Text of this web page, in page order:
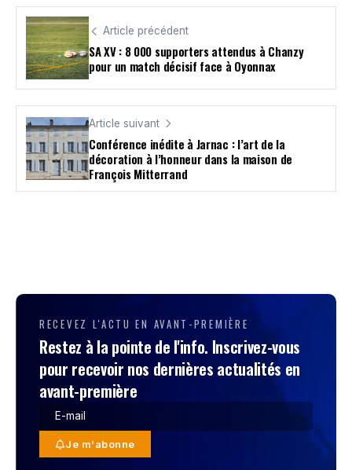
Article précédent
SA XV : 8 000 supporters attendus à Chanzy
pour un match décisif face à Oyonnax
Article suivant
Conférence inédite à Jarnac : l’art de la
décoration à l’honneur dans la maison de
François Mitterrand
RECEVEZ L'ACTU EN AVANT-PREMIÈRE
Restez à la pointe de l'info. Inscrivez-vous
pour recevoir nos dernières actualités en
avant-première
Je m'abonne